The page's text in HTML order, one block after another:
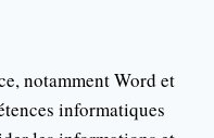
notamment Word et
informatiques